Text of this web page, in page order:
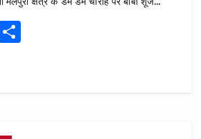
S